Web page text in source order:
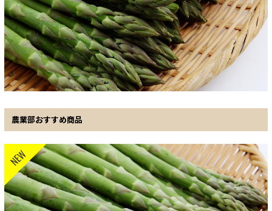
農業部おすすめ商品
NEW